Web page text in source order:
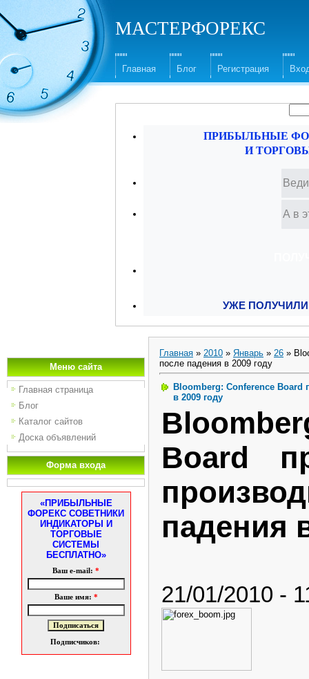
МАСТЕРФОРЕКС
Главная Блог Регистрация
ПРИБЫЛЬНЫЕ
И
УЖЕ
Меню сайта
Главная страница
Блог
Каталог сайтов
Доска объявлений
Форма входа
«ПРИБЫЛЬНЫЕ
ФОРЕКС СОВЕТНИКИ
ИНДИКАТОРЫ И
ТОРГОВЫЕ
СИСТЕМЫ
БЕСПЛАТНО»
Ваш e-mail: *
Ваше имя: *
Подписчиков:
Главная » 2010 » Январь » 26 »
после падения в 2009 году
Bloomberg: Conference Board
в 2009 году
Board
падения
21/01/2010 -